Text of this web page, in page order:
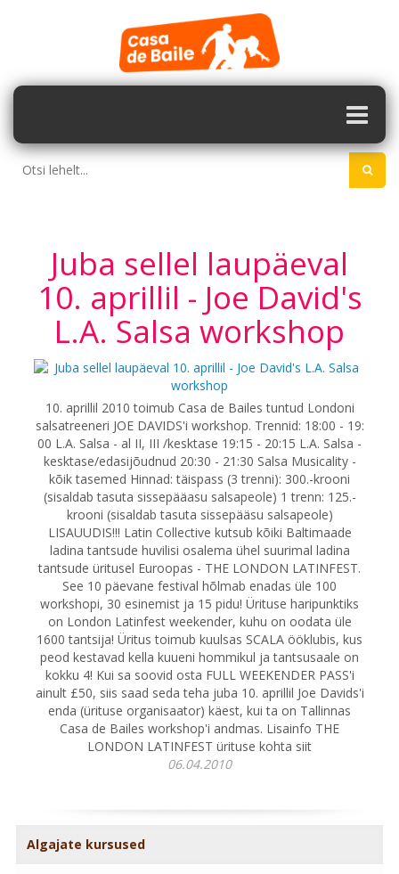
Juba sellel laupäeval
10. aprillil - Joe David's
L.A. Salsa workshop
10. aprillil 2010 toimub Casa de Bailes tuntud Londoni
salsatreeneri JOE DAVIDS'i workshop. Trennid: 18:00 - 19:
00 L.A. Salsa - al II, III /kesktase 19:15 - 20:15 L.A. Salsa -
kesktase/edasijõudnud 20:30 - 21:30 Salsa Musicality -
kõik tasemed Hinnad: täispass (3 trenni): 300.-krooni
(sisaldab tasuta sissepääasu salsapeole) 1 trenn: 125.-
krooni (sisaldab tasuta sissepääsu salsapeole)
LISAUUDIS!!! Latin Collective kutsub kõiki Baltimaade
ladina tantsude huvilisi osalema ühel suurimal ladina
tantsude üritusel Euroopas - THE LONDON LATINFEST.
See 10 päevane festival hõlmab enadas üle 100
workshopi, 30 esinemist ja 15 pidu! Ürituse haripunktiks
on London Latinfest weekender, kuhu on oodata üle
1600 tantsija! Üritus toimub kuulsas SCALA ööklubis, kus
peod kestavad kella kuueni hommikul ja tantsusaale on
kokku 4! Kui sa soovid osta FULL WEEKENDER PASS'i
ainult £50, siis saad seda teha juba 10. aprillil Joe Davids'i
enda (ürituse organisaator) käest, kui ta on Tallinnas
Casa de Bailes workshop'i andmas. Lisainfo THE
LONDON LATINFEST ürituse kohta siit
06.04.2010
Algajate kursused